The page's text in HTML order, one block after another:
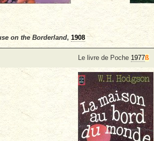
on the Borderland, 1908
Le livre de Poche 1977ß